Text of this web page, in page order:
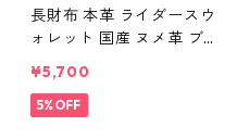
長財布 本革 ライダースウ
ォレット 国産 ヌメ革 ブラ
レザー 革財布 ハンドメイ
ド 経年変化
¥5,700
5%OFF